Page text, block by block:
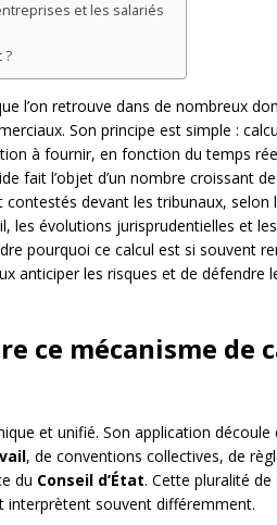
et les salariés
?
l’on retrouve dans de nombreux
Son principe est simple :
à fournir, en fonction du temps
fait l’objet d’un nombre croissant
devant les tribunaux, selon
les évolutions jurisprudentielles et
pourquoi ce calcul est si souvent
anticiper les risques et de défendre
ce mécanisme de
et unifié. Son application découle
, de conventions collectives, de
du Conseil d’État. Cette pluralité de
interprètent souvent différemment.